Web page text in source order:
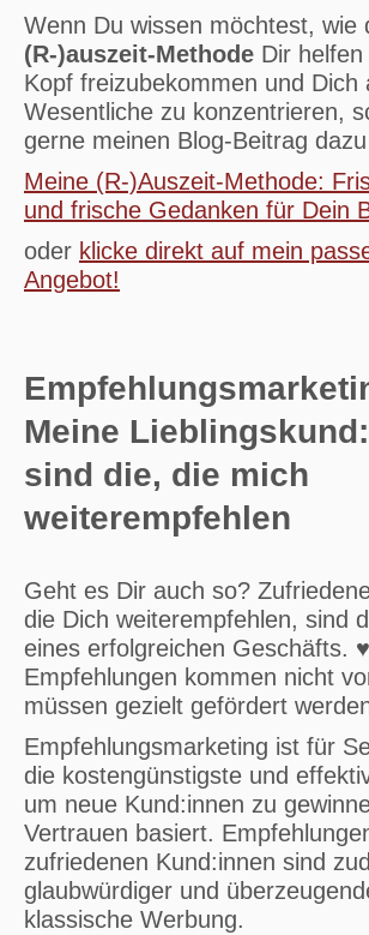
Wenn Du wissen möchtest, wie
(R-)auszeit-Methode Dir
Kopf freizubekommen und Dich
Wesentliche zu konzentrieren,
gerne meinen Blog-Beitrag
Meine (R-)Auszeit-Methode:
und frische Gedanken für Dein
oder klicke direkt auf mein
Angebot!
Meine
sind die, die mich
weiterempfehlen
Geht es Dir auch so?
die Dich weiterempfehlen, sind
eines erfolgreichen Geschäfts.
Empfehlungen kommen nicht
müssen gezielt gefördert
Empfehlungsmarketing ist für
die kostengünstigste und
um neue Kund:innen zu
Vertrauen basiert.
zufriedenen Kund:innen sind
glaubwürdiger und
klassische Werbung.